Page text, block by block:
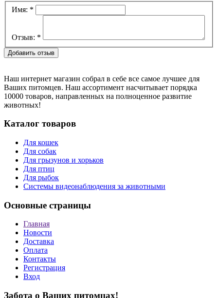
Имя: *
Отзыв: *
Наш интернет магазин собрал в себе все самое лучшее для
Ваших питомцев. Наш ассортимент насчитывает порядка
10000 товаров, направленных на полноценное развитие
животных!
Каталог товаров
Для кошек
Для собак
Для грызунов и хорьков
Для птиц
Для рыбок
Cистемы видеонаблюдения за животными
Основные страницы
Главная
Новости
Доставка
Оплата
Контакты
Регистрация
Вход
Забота о Ваших питомцах!